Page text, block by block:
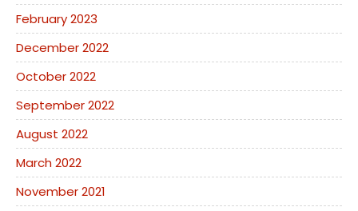
February 2023
December 2022
October 2022
September 2022
August 2022
March 2022
November 2021